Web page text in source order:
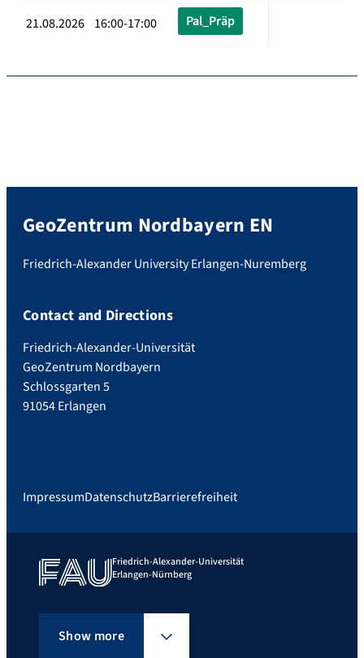
21.08.2026 16:00-17:00 Pal_Präp
GeoZentrum Nordbayern EN
Friedrich-Alexander University Erlangen-Nuremberg
Contact and Directions
Friedrich-Alexander-Universität
GeoZentrum Nordbayern
Schlossgarten 5
91054 Erlangen
ImpressumDatenschutzBarrierefreiheit
Friedrich-Alexander-Universität
Erlangen-Nürnberg
Show more